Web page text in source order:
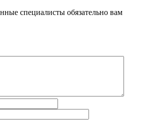
специалисты обязательно вам